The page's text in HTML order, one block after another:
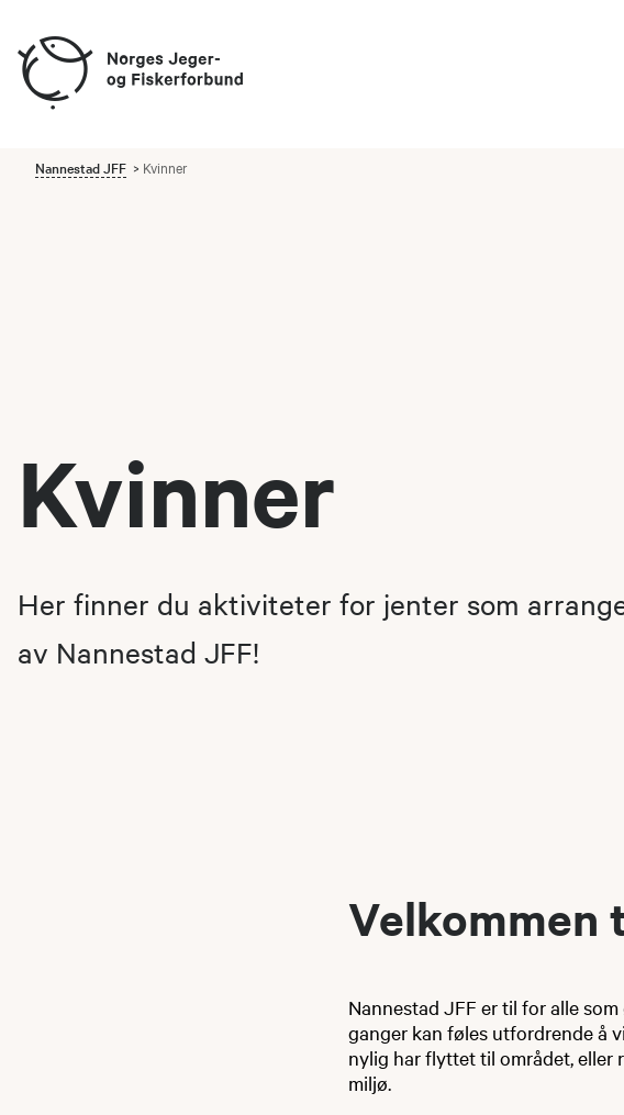
Nannestad JFF Kvinner
Kvinner
Her finner du aktiviteter for jenter som
av Nannestad JFF!
Velkommen
Nannestad JFF er til for alle
ganger kan føles utfordrende å
nylig har flyttet til området, eller
miljø.